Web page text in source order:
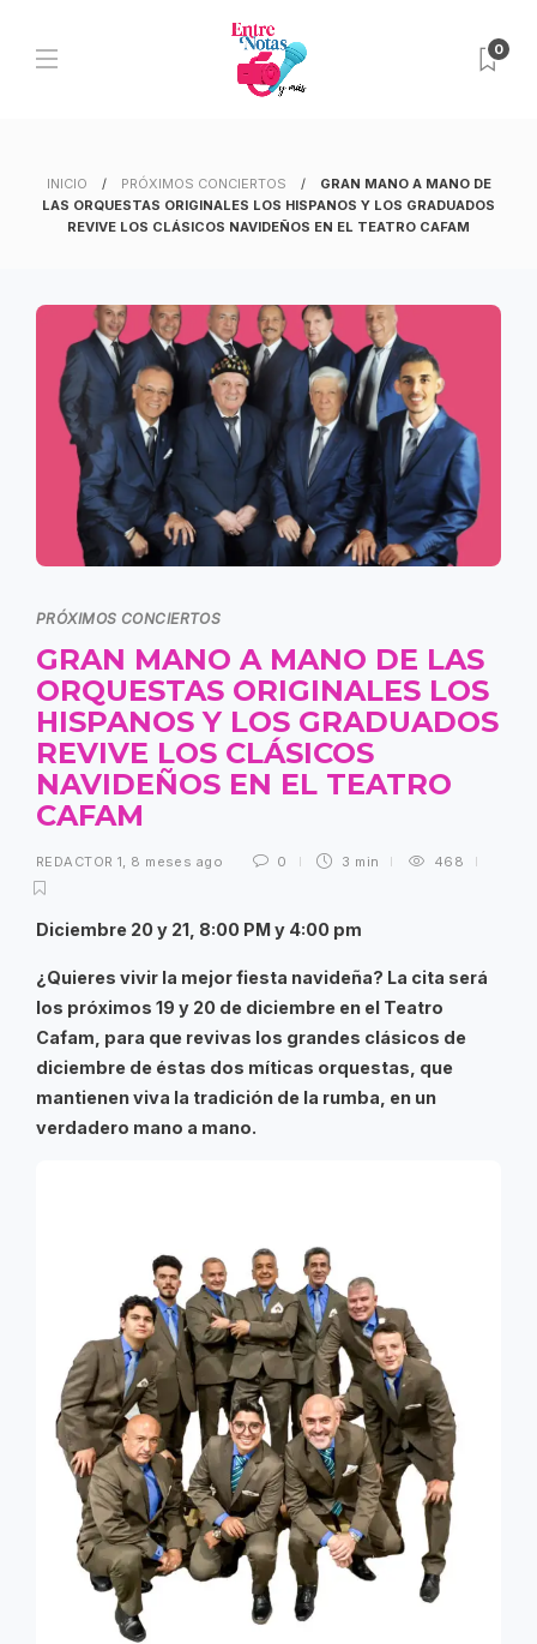
0
INICIO PRÓXIMOS CONCIERTOS
GRAN MANO A MANO DE
LAS ORQUESTAS ORIGINALES LOS HISPANOS Y LOS GRADUADOS
REVIVE LOS CLÁSICOS NAVIDEÑOS EN EL TEATRO CAFAM
PRÓXIMOS CONCIERTOS
GRAN MANO A MANO DE LAS
ORQUESTAS ORIGINALES LOS
HISPANOS Y LOS GRADUADOS
REVIVE LOS CLÁSICOS
NAVIDEÑOS EN EL TEATRO
CAFAM
REDACTOR 1, 8 meses ago 0 3 min 468
Diciembre 20 y 21, 8:00 PM y 4:00 pm
¿Quieres vivir la mejor fiesta navideña? La cita será
los próximos 19 y 20 de diciembre en el Teatro
Cafam, para que revivas los grandes clásicos de
diciembre de éstas dos míticas orquestas, que
mantienen viva la tradición de la rumba, en un
verdadero mano a mano.